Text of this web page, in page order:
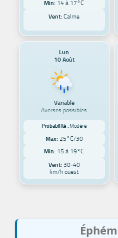
Min: 14 à 17°C
Vent: Calme
Lun
10 Août
Variable
Averses possibles
Probabilité : Modéré
Max: 25°C/30
Min: 15 à 19°C
Vent:30-40
km/h ouest